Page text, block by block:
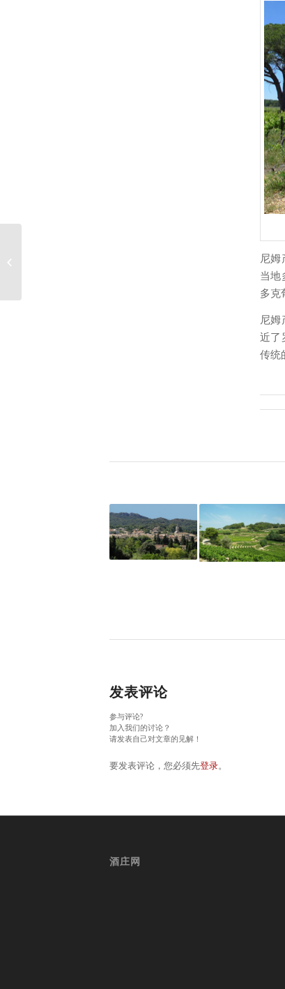
尼
当地
多克
尼
近了
传统
发表评论
参与评论?
加入我们的讨论？
请发表自己对文章的见解！
要发表评论，您必须先登录。
酒庄网